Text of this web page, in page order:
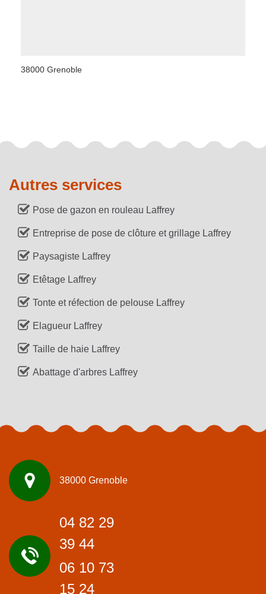
38000 Grenoble
Autres services
Pose de gazon en rouleau Laffrey
Entreprise de pose de clôture et grillage Laffrey
Paysagiste Laffrey
Etêtage Laffrey
Tonte et réfection de pelouse Laffrey
Elagueur Laffrey
Taille de haie Laffrey
Abattage d'arbres Laffrey
38000 Grenoble
04 82 29
39 44
06 10 73
15 24